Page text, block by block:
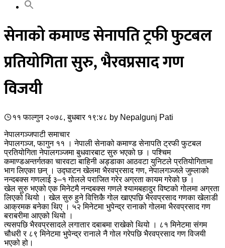
सेनाको कमाण्ड सेनापति ट्रफी फुटबल
प्रतियोगिता सुरु, भैरवप्रसाद गण
विजयी
११ फाल्गुन २०७८, बुधबार १९:४८ by Nepalgunj Pati
नेपालगञ्जपाटी समाचार
नेपालगञ्ज, फागुन ११ । नेपाली सेनाको कमाण्ड सेनापति ट्रफी फुटबल
प्रतियोगिता नेपालगञ्जमा बुधवारबाट सुरु भएको छ । पश्चिम
कमाण्डअन्तर्गतका चारवटा बाहिनी अड्डाका आठवटा युनिटले प्रतियोगितामा
भाग लिएका छन् । उद्घाटन खेलमा भैरवप्रसाद गण, नेपालगञ्जले जुम्लाको
नन्दबक्स गणलाई ३–१ गोलले पराजित गरेर अग्रता कायम गरेको छ ।
खेल सुरु भएको एक मिनेटमै नन्दबक्स गणले श्यामबहादुर विष्टको गोलमा अग्रता
लिएको थियो । खेल सुरु हुने वित्तिकै गोल खाएपछि भैरवप्रसाद गणका खेलाडी
आक्रमक बनेका थिए । ५२ मिनेटमा भुपेन्द्र रानाको गोलमा भैरवप्रसाद गण
बराबरीमा आएको थियो ।
त्यसपछि भैरवप्रसादले लगातार दबाबमा राखेको थियो । ८१ मिनेटमा संगम
चौधरी र ८९ मिनेटमा भुपेन्द्र रानाले नै गोल गरेपछि भैरवप्रसाद गण विजयी
भएको हो।